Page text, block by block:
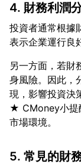
4. 財務利潤
投資者通常根據
另一方面，若財
身風險。因此，
現，影響投資決
★ CMoney小提
5. 常見的財